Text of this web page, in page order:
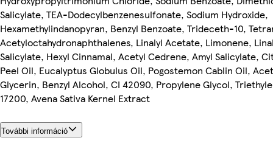
Salicylate, TEA-Dodecylbenzenesulfonate, Sodium Hydroxide,
Hexamethylindanopyran, Benzyl Benzoate, Trideceth-10,
Acetyloctahydronaphthalenes, Linalyl Acetate, Limonene,
Salicylate, Hexyl Cinnamal, Acetyl Cedrene, Amyl Salicylate,
Peel Oil, Eucalyptus Globulus Oil, Pogostemon Cablin Oil,
Glycerin, Benzyl Alcohol, CI 42090, Propylene Glycol,
17200, Avena Sativa Kernel Extract
További információ